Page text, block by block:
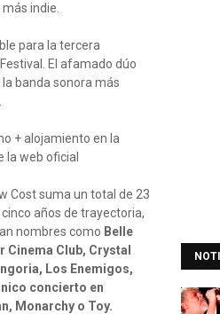
indie.
para la tercera
El afamado dúo
banda sonora más
+ alojamiento en la
la web oficial
Cost suma un total de 23
años de trayectoria,
nombres como Belle
Cinema Club, Crystal
Los Enemigos,
concierto en
Monarchy o Toy.